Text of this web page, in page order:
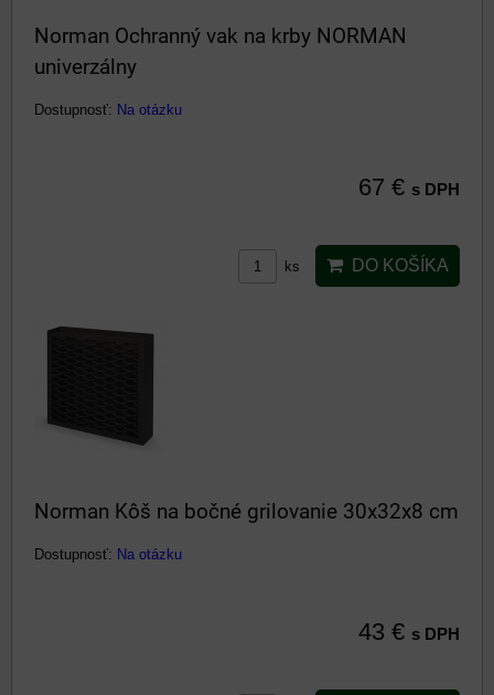
Norman Ochranný vak na krby NORMAN
univerzálny
Dostupnosť: Na otázku
67 € s DPH
ks DO KOŠÍKA
Norman Kôš na bočné grilovanie 30x32x8 cm
Dostupnosť: Na otázku
43 € s DPH